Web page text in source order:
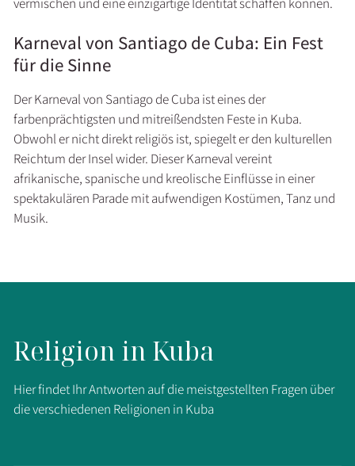
Karneval von Santiago de Cuba: Ein Fest
für die Sinne
Der Karneval von Santiago de Cuba ist eines der
farbenprächtigsten und mitreißendsten Feste in Kuba.
Obwohl er nicht direkt religiös ist, spiegelt er den kulturellen
Reichtum der Insel wider. Dieser Karneval vereint
afrikanische, spanische und kreolische Einflüsse in einer
spektakulären Parade mit aufwendigen Kostümen, Tanz und
Musik.
Religion in Kuba
Hier findet Ihr Antworten auf die meistgestellten Fragen über
die verschiedenen Religionen in Kuba